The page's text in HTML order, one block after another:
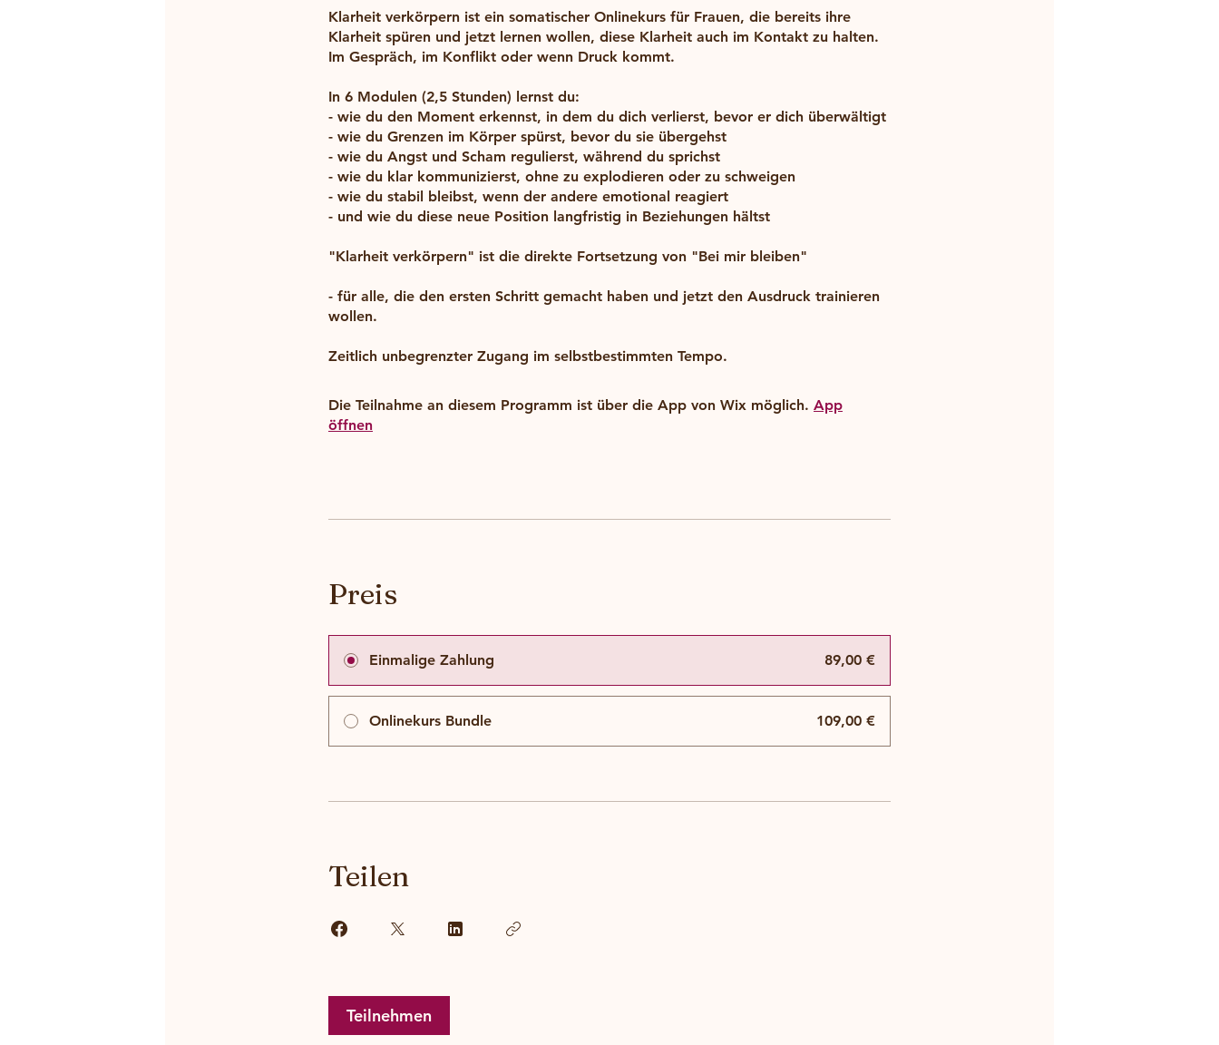
Klarheit verkörpern ist ein somatischer Onlinekurs für Frauen, die bereits ihre
Klarheit spüren und jetzt lernen wollen, diese Klarheit auch im Kontakt zu halten.
Im Gespräch, im Konflikt oder wenn Druck kommt.
In 6 Modulen (2,5 Stunden) lernst du:
- wie du den Moment erkennst, in dem du dich verlierst, bevor er dich überwältigt
- wie du Grenzen im Körper spürst, bevor du sie übergehst
- wie du Angst und Scham regulierst, während du sprichst
- wie du klar kommunizierst, ohne zu explodieren oder zu schweigen
- wie du stabil bleibst, wenn der andere emotional reagiert
- und wie du diese neue Position langfristig in Beziehungen hältst
"Klarheit verkörpern" ist die direkte Fortsetzung von "Bei mir bleiben"
- für alle, die den ersten Schritt gemacht haben und jetzt den Ausdruck trainieren
wollen.
Zeitlich unbegrenzter Zugang im selbstbestimmten Tempo.
Die Teilnahme an diesem Programm ist über die App von Wix möglich. App
öffnen
Preis
Einmalige Zahlung 89,00 €
Onlinekurs Bundle 109,00 €
Teilen
Teilnehmen